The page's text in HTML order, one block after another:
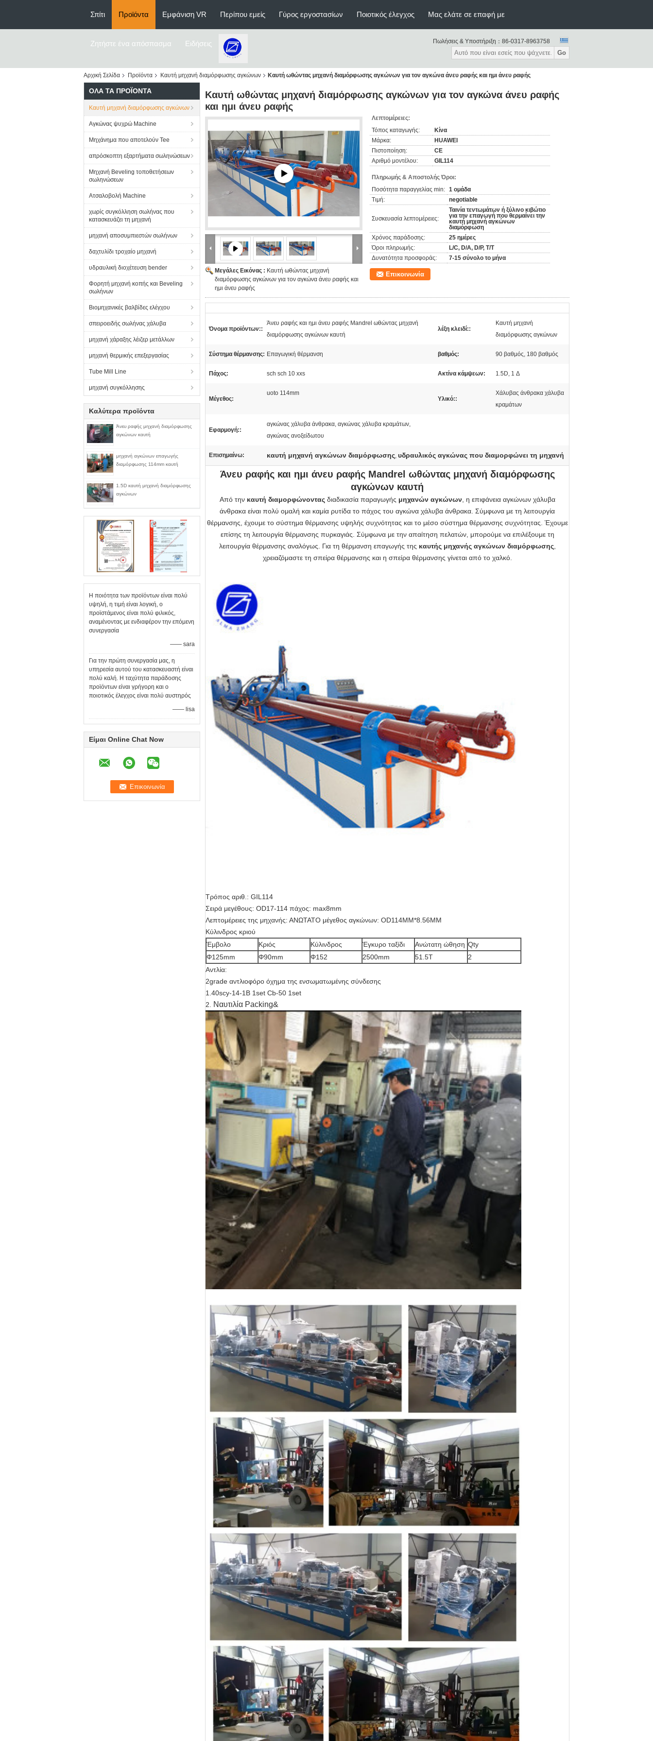
Σπίτι Προϊόντα Εμφάνιση VR Περίπου εμείς Γύρος εργοστασίων Ποιοτικός έλεγχος Μας ελάτε σε επαφή με
Ζητήστε ένα απόσπασμα Ειδήσεις Πωλήσεις & Υποστήριξη： 86-0317-8963758
Go
Αρχική Σελίδα Προϊόντα Καυτή μηχανή διαμόρφωσης αγκώνων Καυτή ωθώντας μηχανή διαμόρφωσης αγκώνων για τον αγκώνα άνευ ραφής και ημι άνευ ραφής
ΌΛΑ ΤΑ ΠΡΟΪΌΝΤΑ
Καυτή μηχανή διαμόρφωσης αγκώνων
Αγκώνας ψυχρώ Machine
Μηχάνημα που αποτελούν Tee
απρόσκοπτη εξαρτήματα σωληνώσεων
Μηχανή Beveling τοποθετήσεων
σωληνώσεων
Ατσαλοβολή Machine
χωρίς συγκόλληση σωλήνας που
κατασκευάζει τη μηχανή
μηχανή αποσυμπιεστών σωλήνων
δαχτυλίδι τροχαίο μηχανή
υδραυλική διοχέτευση bender
Φορητή μηχανή κοπής και Beveling
σωλήνων
Βιομηχανικές βαλβίδες ελέγχου
σπειροειδής σωλήνας χάλυβα
μηχανή χάραξης λέιζερ μετάλλων
μηχανή θερμικής επεξεργασίας
Tube Mill Line
μηχανή συγκόλλησης
Καλύτερα προϊόντα
Άνευ ραφής μηχανή διαμόρφωσης
αγκώνων καυτή
μηχανή αγκώνων επαγωγής
διαμόρφωσης 114mm καυτή
1.5D καυτή μηχανή διαμόρφωσης
αγκώνων
Η ποιότητα των προϊόντων είναι πολύ
υψηλή, η τιμή είναι λογική, ο
προϊστάμενος είναι πολύ φιλικός,
αναμένοντας με ενδιαφέρον την επόμενη
συνεργασία
—— sara
Για την πρώτη συνεργασία μας, η
υπηρεσία αυτού του κατασκευαστή είναι
πολύ καλή. Η ταχύτητα παράδοσης
προϊόντων είναι γρήγορη και ο
ποιοτικός έλεγχος είναι πολύ αυστηρός
—— lisa
Είμαι Online Chat Now
Καυτή ωθώντας μηχανή διαμόρφωσης αγκώνων για τον αγκώνα άνευ ραφής
και ημι άνευ ραφής
Μεγάλες Εικόνας : Καυτή ωθώντας μηχανή
διαμόρφωσης αγκώνων για τον αγκώνα άνευ ραφής και
ημι άνευ ραφής
Λεπτομέρειες:
Τόπος καταγωγής:
Κίνα
Μάρκα:
HUAWEI
Πιστοποίηση:
CE
Αριθμό μοντέλου:
GIL114
Πληρωμής & Αποστολής Όροι:
Ποσότητα παραγγελίας min: 1 ομάδα
Τιμή:
negotiable
Συσκευασία λεπτομέρειες:
Ταινία τεντωμάτων ή ξύλινο κιβώτιο
για την επαγωγή που θερμαίνει την
καυτή μηχανή αγκώνων
διαμόρφωση
Χρόνος παράδοσης:
25 ημέρες
Όροι πληρωμής:
L/C, D/A, D/P, T/T
Δυνατότητα προσφοράς:
7-15 σύνολο το μήνα
Επικοινωνία
Όνομα προϊόντων::
Άνευ ραφής και ημι άνευ ραφής Mandrel ωθώντας μηχανή
διαμόρφωσης αγκώνων καυτή
λέξη κλειδί::
Καυτή μηχανή
διαμόρφωσης αγκώνων
Σύστημα θέρμανσης: Επαγωγική θέρμανση βαθμός: 90 βαθμός, 180 βαθμός
Πάχος: sch sch 10 xxs Ακτίνα κάμψεων: 1.5D, 1 Δ
Μέγεθος:
uoto 114mm
Υλικό::
Χάλυβας άνθρακα χάλυβα
κραμάτων
Εφαρμογή::
αγκώνας χάλυβα άνθρακα, αγκώνας χάλυβα κραμάτων,
αγκώνας ανοξείδωτου
Επισημαίνω: καυτή μηχανή αγκώνων διαμόρφωσης, υδραυλικός αγκώνας που διαμορφώνει τη μηχανή
Άνευ ραφής και ημι άνευ ραφής Mandrel ωθώντας μηχανή διαμόρφωσης
αγκώνων καυτή
Από την καυτή διαμορφώνονταςδιαδικασία παραγωγής μηχανών αγκώνων, η επιφάνεια αγκώνων χάλυβα
άνθρακα είναι πολύ ομαλή και καμία ρυτίδα το πάχος του αγκώνα χάλυβα άνθρακα. Σύμφωνα με τη λειτουργία
θέρμανσης, έχουμε το σύστημα θέρμανσης υψηλής συχνότητας και το μέσο σύστημα θέρμανσης συχνότητας. Έχουμε
επίσης τη λειτουργία θέρμανσης πυρκαγιάς. Σύμφωνα με την απαίτηση πελατών, μπορούμε να επιλέξουμε τη
λειτουργία θέρμανσης αναλόγως. Για τη θέρμανση επαγωγής της καυτής μηχανής αγκώνων διαμόρφωσης,
χρειαζόμαστε τη σπείρα θέρμανσης και η σπείρα θέρμανσης γίνεται από το χαλκό.
Τρόπος αριθ.: GIL114
Σειρά μεγέθους: OD17-114 πάχος: max8mm
Λεπτομέρειες της μηχανής: ΑΝΩΤΑΤΟ μέγεθος αγκώνων: OD114MM*8.56MM
Κύλινδρος κριού
Έμβολο
Κριός Κύλινδρος Έγκυρο ταξίδι Ανώτατη ώθηση Qty
Φ125mm
Φ90mm Φ152 2500mm 51.5T
2
Αντλία:
2grade αντλιοφόρο όχημα της ενσωματωμένης σύνδεσης
1.40scy-14-1B 1set Cb-50 1set
2.
Ναυτιλία Packing&